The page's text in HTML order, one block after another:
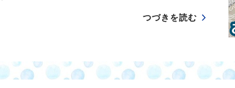
つづきを読む